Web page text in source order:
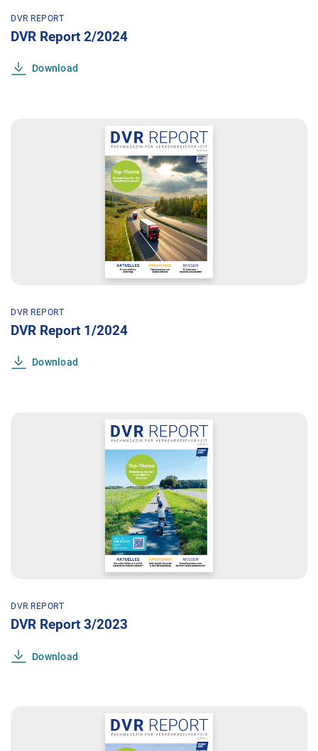
DVR REPORT
DVR Report 2/2024
Download
DVR REPORT
DVR Report 1/2024
Download
DVR REPORT
DVR Report 3/2023
Download